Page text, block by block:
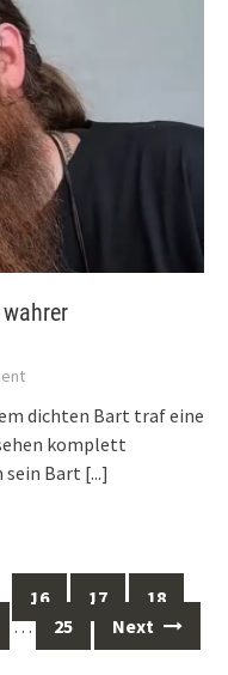
dichten Bart traf eine
komplett
sein Bart [...]
16 17
18
… 25 Next